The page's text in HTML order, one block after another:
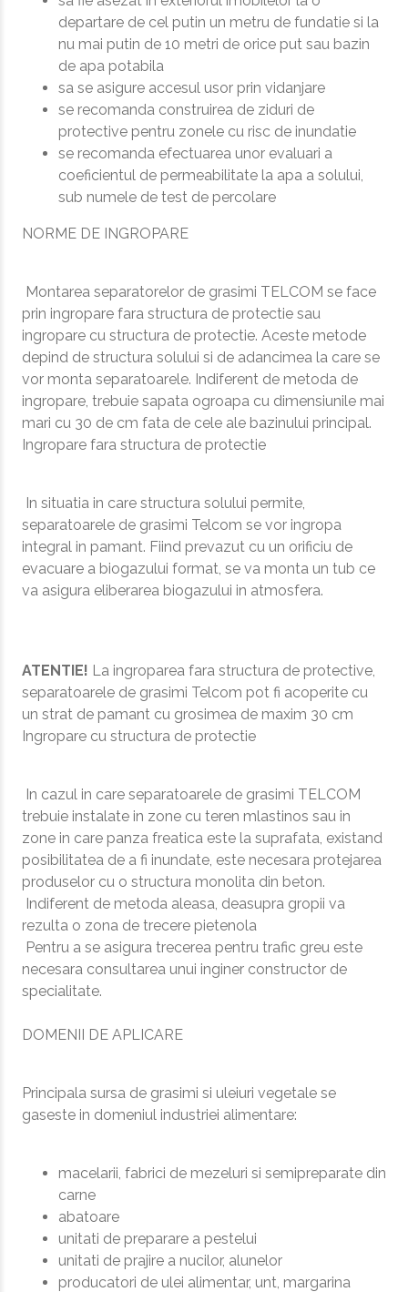
departare de cel putin un metru de fundatie si la
nu mai putin de 10 metri de orice put sau bazin
de apa potabila
sa se asigure accesul usor prin vidanjare
se recomanda construirea de ziduri de
protective pentru zonele cu risc de inundatie
se recomanda efectuarea unor evaluari a
coeficientul de permeabilitate la apa a solului,
sub numele de test de percolare
NORME DE INGROPARE
Montarea separatorelor de grasimi TELCOM se face
prin ingropare fara structura de protectie sau
ingropare cu structura de protectie. Aceste metode
depind de structura solului si de adancimea la care se
vor monta separatoarele. Indiferent de metoda de
ingropare, trebuie sapata ogroapa cu dimensiunile mai
mari cu 30 de cm fata de cele ale bazinului principal.
Ingropare fara structura de protectie
In situatia in care structura solului permite,
separatoarele de grasimi Telcom se vor ingropa
integral in pamant. Fiind prevazut cu un orificiu de
evacuare a biogazului format, se va monta un tub ce
va asigura eliberarea biogazului in atmosfera.
ATENTIE! La ingroparea fara structura de protective,
separatoarele de grasimi Telcom pot fi acoperite cu
un strat de pamant cu grosimea de maxim 30 cm
Ingropare cu structura de protectie
In cazul in care separatoarele de grasimi TELCOM
trebuie instalate in zone cu teren mlastinos sau in
zone in care panza freatica este la suprafata, existand
posibilitatea de a fi inundate, este necesara protejarea
produselor cu o structura monolita din beton.
Indiferent de metoda aleasa, deasupra gropii va
rezulta o zona de trecere pietenola
Pentru a se asigura trecerea pentru trafic greu este
necesara consultarea unui inginer constructor de
specialitate.
DOMENII DE APLICARE
Principala sursa de grasimi si uleiuri vegetale se
gaseste in domeniul industriei alimentare:
macelarii, fabrici de mezeluri si semipreparate din
carne
abatoare
unitati de preparare a pestelui
unitati de prajire a nucilor, alunelor
producatori de ulei alimentar, unt, margarina